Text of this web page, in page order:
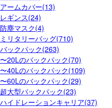
アームカバー(13)
レギンス(24)
防塵マスク(4)
ミリタリーバッグ(710)
バックパック(263)
〜20Lのバックパック(70)
〜40Lのバックパック(109)
〜60Lのバックパック(29)
超大型バックパック(23)
ハイドレーションキャリア(37)